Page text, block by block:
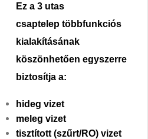
Ez a 3 utas
csaptelep többfunkciós
kialakításának
köszönhetően egyszerre
biztosítja a:
hideg vizet
meleg vizet
tisztított (szűrt/RO) vizet